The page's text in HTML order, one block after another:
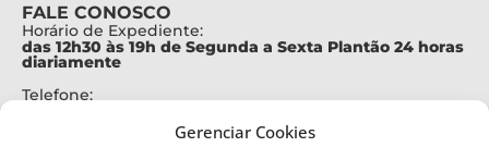
Gerenciar Cookies
FALE CONOSCO
Horário de Expediente:
das 12h30 às 19h de Segunda a Sexta Plantão 24 horas
diariamente
Telefone: